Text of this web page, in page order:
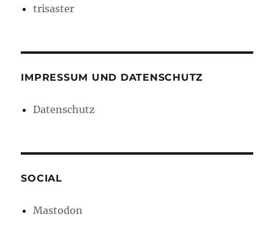
trisaster
IMPRESSUM UND DATENSCHUTZ
Datenschutz
SOCIAL
Mastodon